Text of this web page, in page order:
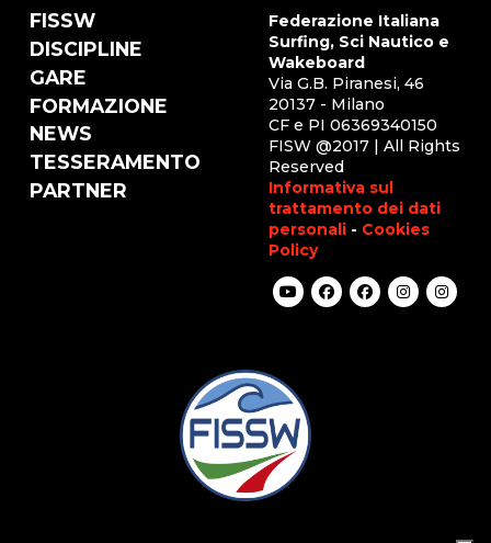
FISSW
DISCIPLINE
GARE
FORMAZIONE
NEWS
TESSERAMENTO
PARTNER
Federazione Italiana
Surfing, Sci Nautico e
Wakeboard
Via G.B. Piranesi, 46
20137 - Milano
CF e PI 06369340150
FISW @2017 | All Rights
Reserved
Informativa sul
trattamento dei dati
personali - Cookies
Policy